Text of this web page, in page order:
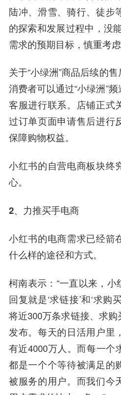
陆冲、滑雪、骑行、徒步
的探索和发展过程中，没
需求的预期目标，慎重考
关于“小绿洲”商品后续的
消费者可以通过“小绿洲”
客服进行联系。店铺正式
过订单页面申请售后进行
保障购物权益。
小红书的自营电商板块终
心。
2、力推买手电商
小红书的电商需求已经箭
什么样的途径和方式。
柯南表示：“一直以来，
回复就是‘求链接’和‘求购
将近300万条求链接、求
发布。每天的日活用户里
有近4000万人。而每一个
都是一个个等待被满足的
被服务的用户。而我们今